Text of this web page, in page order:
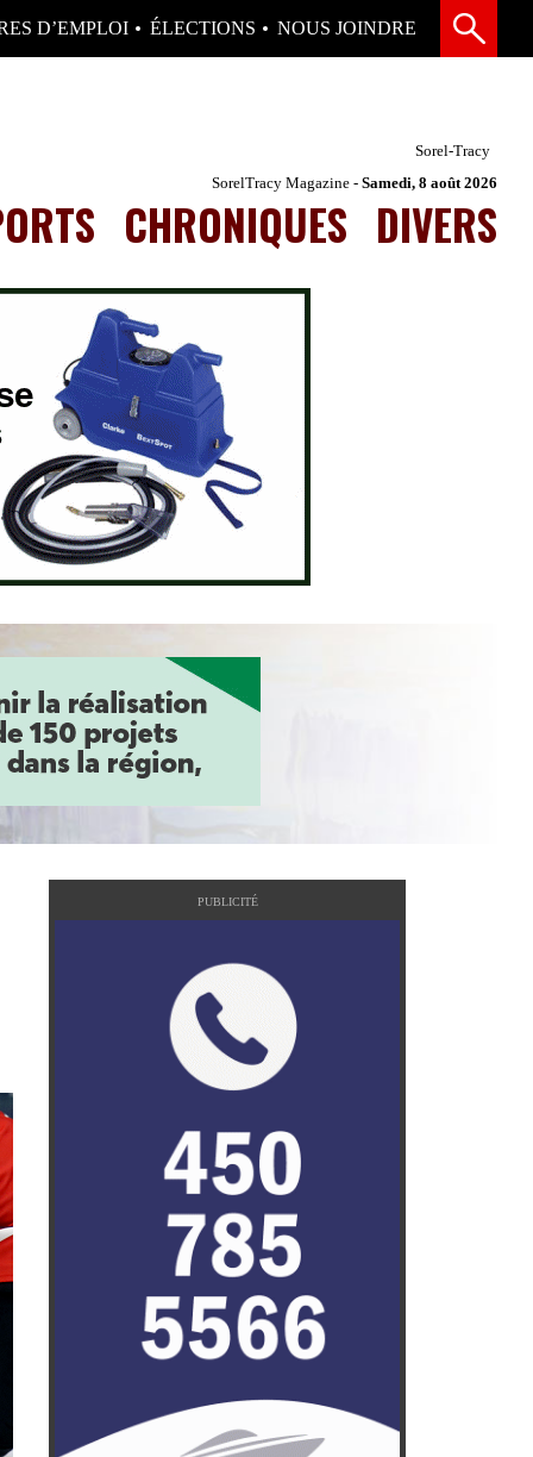
D’EMPLOI ÉLECTIONS NOUS JOINDRE
Sorel-Tracy
SorelTracy Magazine - Samedi, 8 août 2026
CHRONIQUES DIVERS
PUBLICITÉ